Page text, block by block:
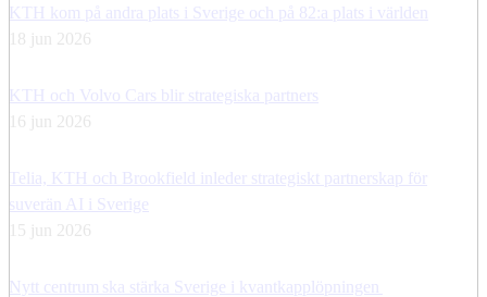
KTH kom på andra plats i Sverige och på 82:a plats i världen
18 jun 2026
KTH och Volvo Cars blir strategiska partners
16 jun 2026
Telia, KTH och Brookfield inleder strategiskt partnerskap för
suverän AI i Sverige
15 jun 2026
Nytt centrum ska stärka Sverige i kvantkapplöpningen